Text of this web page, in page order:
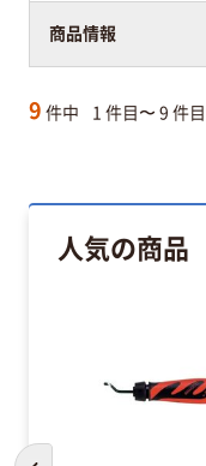
商品情報
9 件中 1 件目〜 9 件
人気の商品